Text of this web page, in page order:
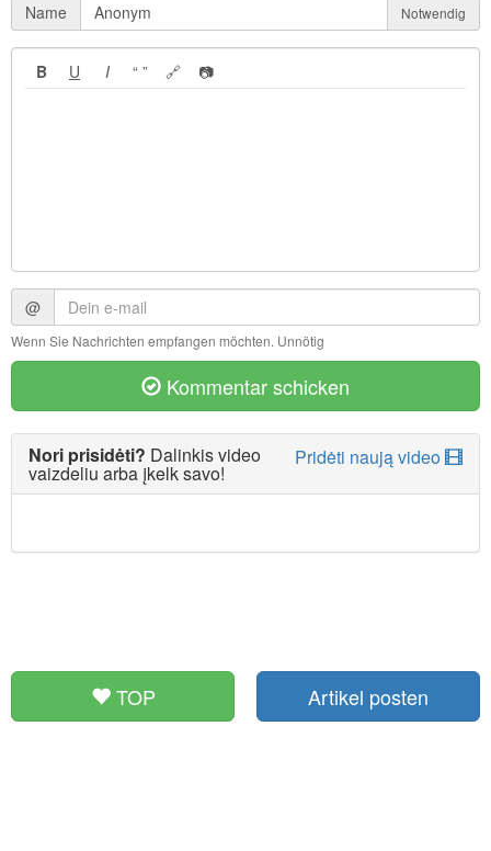
Name Notwendig
B U I “ ” 🔗 📷
@
Wenn Sie Nachrichten empfangen möchten. Unnötig
Kommentar schicken
Pridėti naują video
Nori prisidėti? Dalinkis video
vaizdeliu arba įkelk savo!
TOP Artikel posten